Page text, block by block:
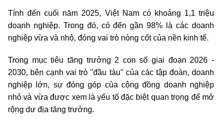
Tính đến cuối năm 2025, Việt Nam có khoảng 1,1 triệu
doanh nghiệp. Trong đó, có đến gần 98% là các doanh
nghiệp vừa và nhỏ, đóng vai trò nòng cốt của nền kinh tế.
Trong mục tiêu tăng trưởng 2 con số giai đoạn 2026 -
2030, bên cạnh vai trò "đầu tàu" của các tập đoàn, doanh
nghiệp lớn, sự đóng góp của cộng đồng doanh nghiệp
nhỏ và vừa được xem là yếu tố đặc biệt quan trọng để mở
rộng dư địa tăng trưởng.